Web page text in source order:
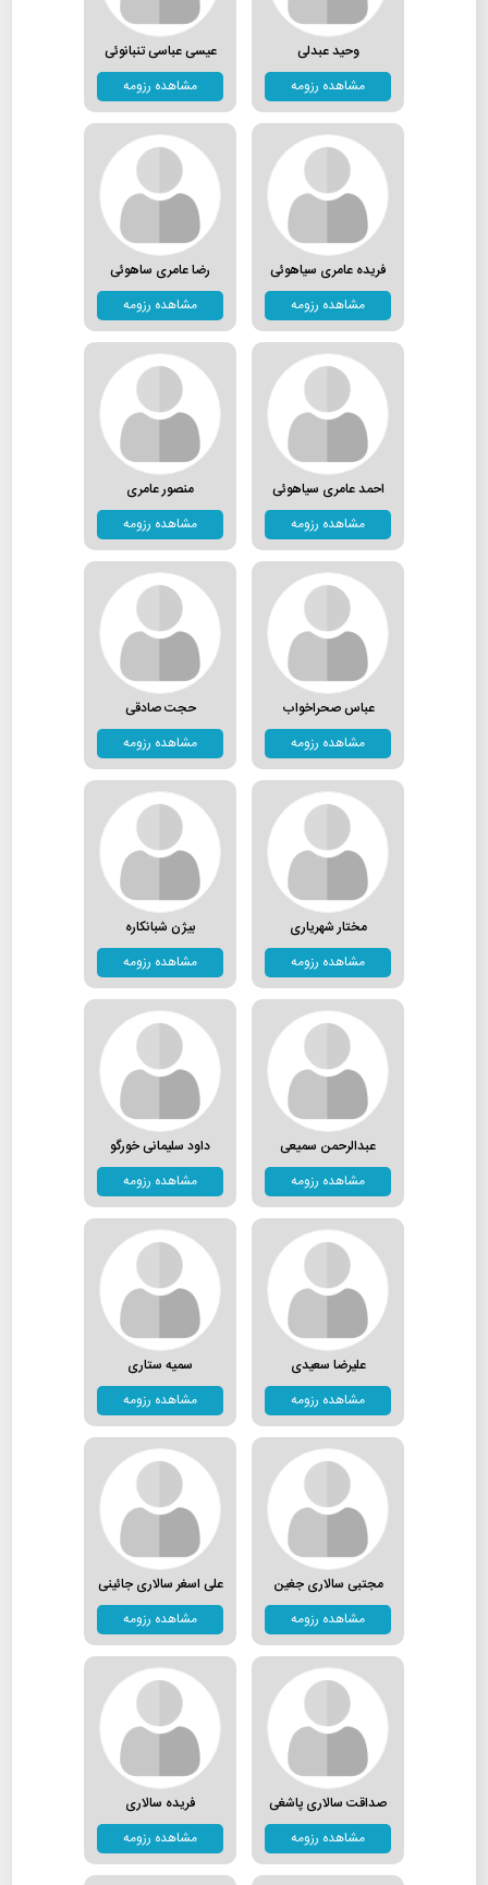
وحید عبدلی
مشاهده رزومه
عیسی عباسی تنبانوئی
مشاهده رزومه
فریده عامری سیاهوئی
مشاهده رزومه
رضا عامری ساهوئی
مشاهده رزومه
احمد عامری سیاهوئی
مشاهده رزومه
منصور عامری
مشاهده رزومه
عباس صحراخواب
مشاهده رزومه
حجت صادقی
مشاهده رزومه
مختار شهریاری
مشاهده رزومه
بیژن شبانکاره
مشاهده رزومه
عبدالرحمن سمیعی
مشاهده رزومه
داود سلیمانی خورگو
مشاهده رزومه
علیرضا سعیدی
مشاهده رزومه
سمیه ستاری
مشاهده رزومه
مجتبی سالاری جغین
مشاهده رزومه
علی اسغر سالاری جائینی
مشاهده رزومه
صداقت سالاری پاشغی
مشاهده رزومه
فریده سالاری
مشاهده رزومه